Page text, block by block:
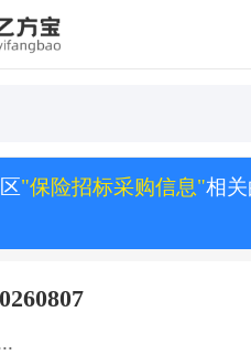
"保险招标采购信息"相